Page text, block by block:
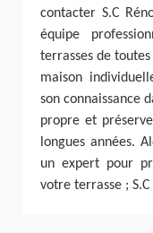
contacter S.C
équipe
terrasses de
maison
son connaissance
propre et
longues années.
un expert pour
votre terrasse ;